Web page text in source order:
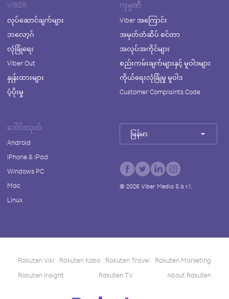
VIBER
လုပ်ဆောင်ချက်များ
ဘလော့ဂ်
လုံခြုံရေး
Viber Out
နှုန်းထားများ
ပံ့ပိုးမှု
ကုမ္ပဏီ
Viber အကြောင်း
အမှတ်တံဆိပ် စင်တာ
အလုပ်အကိုင်များ
စည်းကမ်းချက်များနှင့် မူဝါဒများ
ကိုယ်ရေးလုံခြုံမှု မူဝါဒ
Customer Complaints Code
ဒေါင်းလုတ်
Android
iPhone & iPad
Windows PC
Mac
Linux
မြန်မာ
© 2026Viber Media S.à r.l.
Rakuten Viki Rakuten Kobo Rakuten Travel
Rakuten Marketing
Rakuten Insight
Rakuten TV About Rakuten